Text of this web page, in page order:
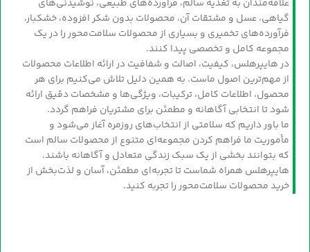
علاقه‌مندان به تغذیه سالم، فرآورده‌های طبیعی، نوشیدنی‌های
گیاهی، عسل و مشتقات آن، محصولات بدون شکر افزوده، خشکبار،
فرآورده‌های تخمیری و بسیاری از محصولات سلامت‌محور را در یک
مجموعه کامل و تخصصی پیدا کنند.
در هایپرهلس، کیفیت، اصالت و شفافیت در ارائه اطلاعات محصولات
از مهم‌ترین اصول ماست. به همین دلیل تلاش می‌کنیم برای هر
محصول، اطلاعات کامل، ترکیبات، ویژگی‌ها و مشخصات دقیق ارائه
شود تا انتخابی آگاهانه و مطمئن برای مشتریان فراهم گردد.
ما باور داریم که سلامتی از انتخاب‌های روزمره آغاز می‌شود و
مأموریت ما فراهم کردن مجموعه‌ای متنوع از محصولات سالم است
که بتوانند بخشی از یک سبک زندگی متعادل و آگاهانه باشند.
هایپرهلس همراه شماست تا تجربه‌ای مطمئن، آسان و لذت‌بخش از
خرید محصولات سلامت‌محور را تجربه کنید.